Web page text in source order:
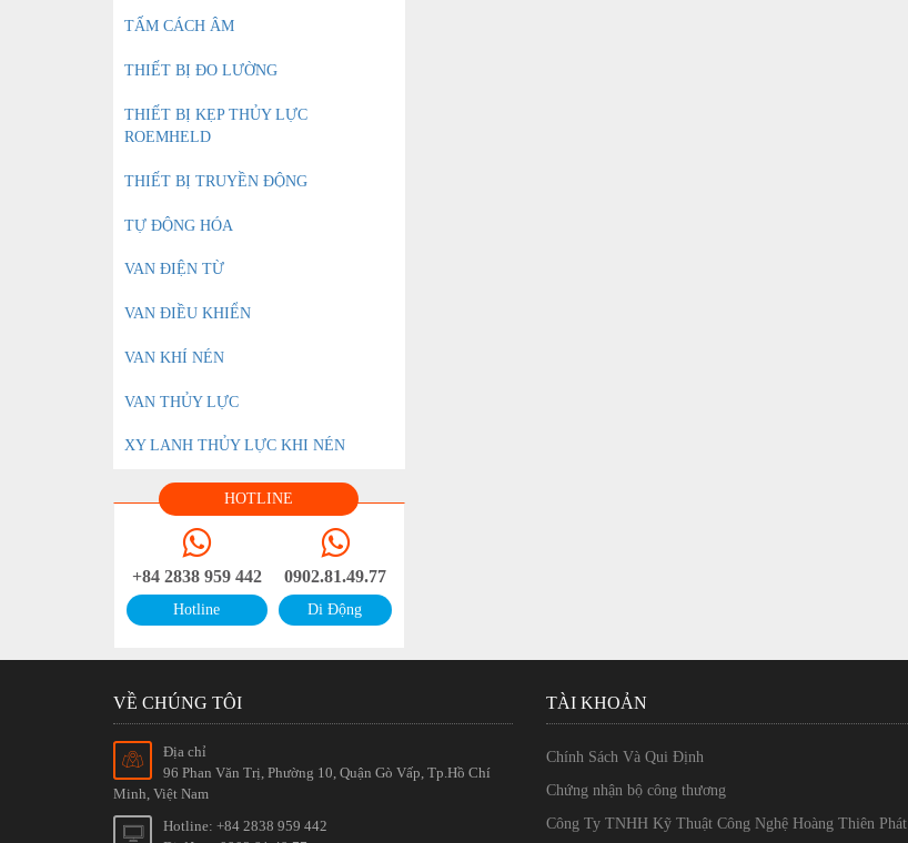
TẤM CÁCH ÂM
THIẾT BỊ ĐO LƯỜNG
THIẾT BỊ KẸP THỦY LỰC
ROEMHELD
THIẾT BỊ TRUYỀN ĐỘNG
TỰ ĐỘNG HÓA
VAN ĐIỆN TỪ
VAN ĐIỀU KHIỂN
VAN KHÍ NÉN
VAN THỦY LỰC
XY LANH THỦY LỰC KHI NÉN
HOTLINE
+84 2838 959 442
Hotline
0902.81.49.77
Di Động
VỀ CHÚNG TÔI
Địa chỉ
96 Phan Văn Trị, Phường 10, Quận Gò Vấp, Tp.Hồ Chí
Minh, Việt Nam
Hotline: +84 2838 959 442
TÀI KHOẢN
Chính Sách Và Qui Định
Chứng nhận bộ công thương
Công Ty TNHH Kỹ Thuật Công Nghệ Hoàng Thiên Phát